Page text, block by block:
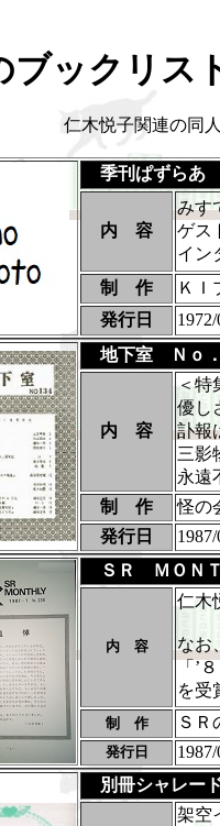
ブックリス
仁木悦子関連の同
季刊ぱずらあ
内 容
みす
ゲス
イン
制 作
ＫＩ
発行日
地下室 Ｎｏ
内 容
＜特
優し
訃報
三影
永遠
制 作
怪の
発行日
ＳＲ ＭＯＮ
内 容
仁木
なお
「’
を受
制 作 ＳＲ
発行日
別冊シャレー
架空